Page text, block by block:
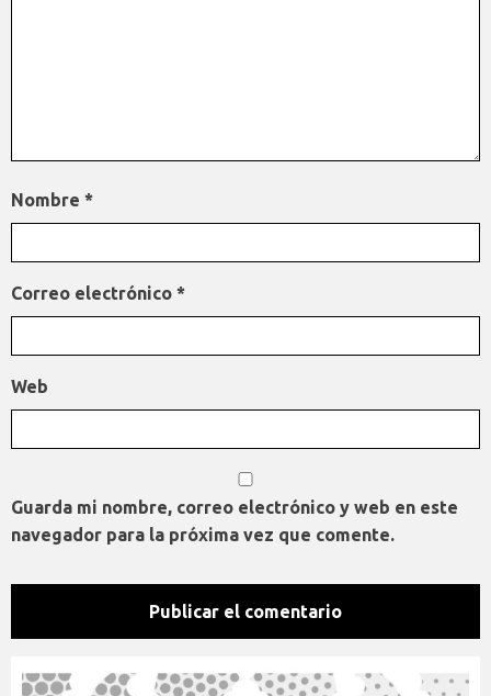
Nombre *
Correo electrónico *
Web
Guarda mi nombre, correo electrónico y web en este
navegador para la próxima vez que comente.